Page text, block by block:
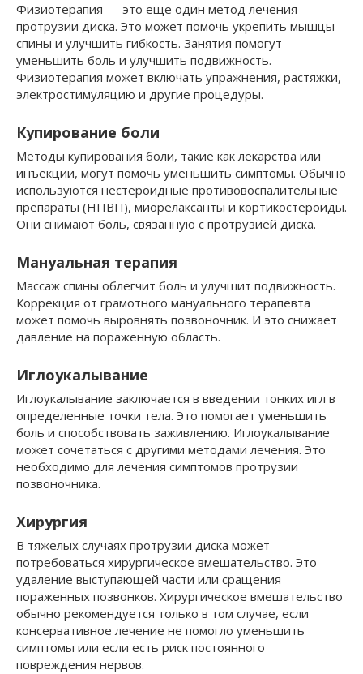
Физиотерапия — это еще один метод лечения
протрузии диска. Это может помочь укрепить мышцы
спины и улучшить гибкость. Занятия помогут
уменьшить боль и улучшить подвижность.
Физиотерапия может включать упражнения, растяжки,
электростимуляцию и другие процедуры.
Купирование боли
Методы купирования боли, такие как лекарства или
инъекции, могут помочь уменьшить симптомы. Обычно
используются нестероидные противовоспалительные
препараты (НПВП), миорелаксанты и кортикостероиды.
Они снимают боль, связанную с протрузией диска.
Мануальная терапия
Массаж спины облегчит боль и улучшит подвижность.
Коррекция от грамотного мануального терапевта
может помочь выровнять позвоночник. И это снижает
давление на пораженную область.
Иглоукалывание
Иглоукалывание заключается в введении тонких игл в
определенные точки тела. Это помогает уменьшить
боль и способствовать заживлению. Иглоукалывание
может сочетаться с другими методами лечения. Это
необходимо для лечения симптомов протрузии
позвоночника.
Хирургия
В тяжелых случаях протрузии диска может
потребоваться хирургическое вмешательство. Это
удаление выступающей части или сращения
пораженных позвонков. Хирургическое вмешательство
обычно рекомендуется только в том случае, если
консервативное лечение не помогло уменьшить
симптомы или если есть риск постоянного
повреждения нервов.